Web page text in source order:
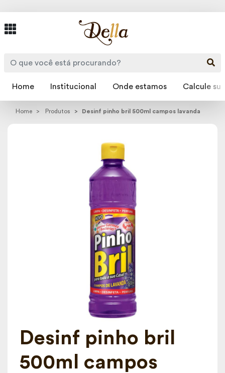
Home Institucional Onde estamos Calcule
Home Produtos Desinf pinho bril 500ml campos lavanda
Desinf pinho bril
500ml campos